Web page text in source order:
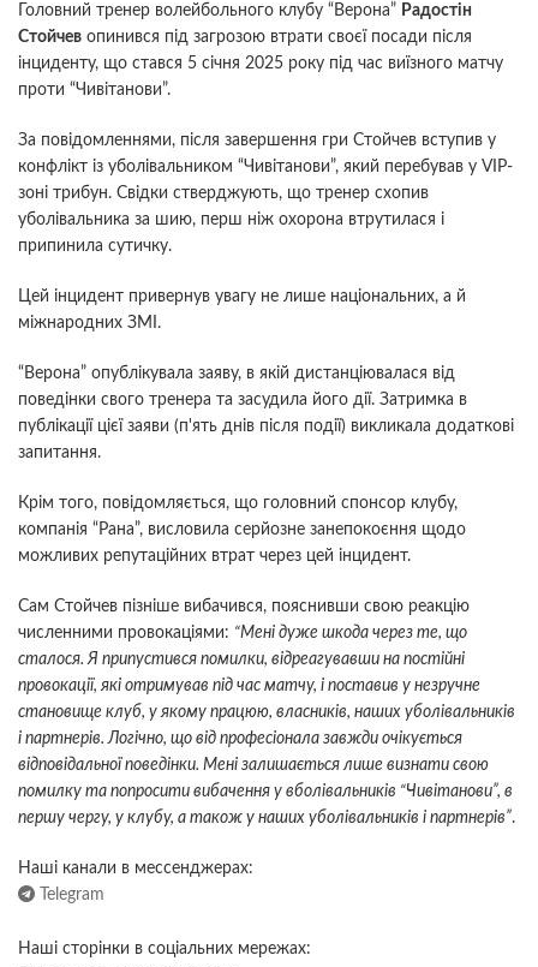
Головний тренер волейбольного клубу “Верона” Радостін
Стойчев опинився під загрозою втрати своєї посади після
інциденту, що стався 5 січня 2025 року під час виїзного матчу
проти “Чивітанови”.
За повідомленнями, після завершення гри Стойчев вступив у
конфлікт із уболівальником “Чивітанови”, який перебував у VIP-
зоні трибун. Свідки стверджують, що тренер схопив
уболівальника за шию, перш ніж охорона втрутилася і
припинила сутичку.
Цей інцидент привернув увагу не лише національних, а й
міжнародних ЗМІ.
“Верона” опублікувала заяву, в якій дистанціювалася від
поведінки свого тренера та засудила його дії. Затримка в
публікації цієї заяви (п'ять днів після події) викликала додаткові
запитання.
Крім того, повідомляється, що головний спонсор клубу,
компанія “Рана”, висловила серйозне занепокоєння щодо
можливих репутаційних втрат через цей інцидент.
Сам Стойчев пізніше вибачився, пояснивши свою реакцію
численними провокаціями: “Мені дуже шкода через те, що
сталося. Я припустився помилки, відреагувавши на постійні
провокації, які отримував під час матчу, і поставив у незручне
становище клуб, у якому працюю, власників, наших уболівальників
і партнерів. Логічно, що від професіонала завжди очікується
відповідальної поведінки. Мені залишається лише визнати свою
помилку та попросити вибачення у вболівальників “Чивітанови”, в
першу чергу, у клубу, а також у наших уболівальників і партнерів”.
Наші канали в мессенджерах:
Telegram
Наші сторінки в соціальних мережах: